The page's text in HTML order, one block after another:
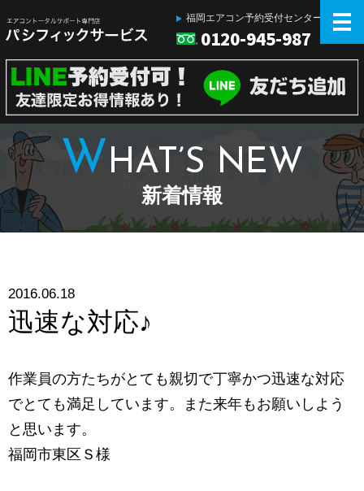
福岡エアコン予約受付センター
0120-945-987
W HAT’S NEW
新着情報
2016.06.18
迅速な対応♪
作業員の方たちがとても親切で丁寧かつ迅速な対応
でとても満足しています。また来年もお願いしよう
と思います。
福岡市東区Ｓ様